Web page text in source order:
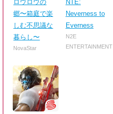
ロウロウの
郷〜箱庭で楽
しむ不思議な
暮らし〜
NovaStar
NTE:
Neverness to
Everness
N2E
ENTERTAINMENT